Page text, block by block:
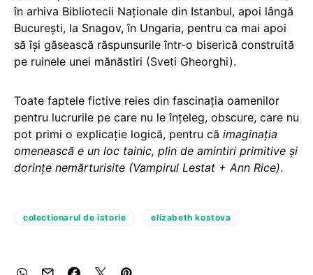
în arhiva Bibliotecii Naţionale din Istanbul, apoi lângă
Bucureşti, la Snagov, în Ungaria, pentru ca mai apoi
să îşi găsească răspunsurile într-o biserică construită
pe ruinele unei mănăstiri (Sveti Gheorghi).
Toate faptele fictive reies din fascinaţia oamenilor
pentru lucrurile pe care nu le înţeleg, obscure, care nu
pot primi o explicaţie logică, pentru că imaginaţia
omenească e un loc tainic, plin de amintiri primitive şi
dorinţe nemărturisite (Vampirul Lestat + Ann Rice).
colectionarul de istorie elizabeth kostova